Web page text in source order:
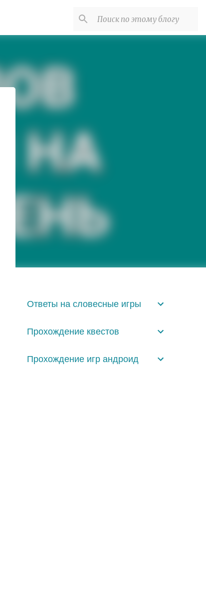
Ответы на словесные игры
Прохождение квестов
Прохождение игр андроид